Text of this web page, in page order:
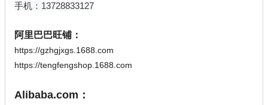
手机：13728833127
阿里巴巴旺铺：
https://gzhgjxgs.1688.com
https://tengfengshop.1688.com
Alibaba.com：